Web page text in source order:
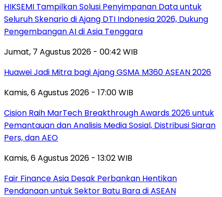
HIKSEMI Tampilkan Solusi Penyimpanan Data untuk
Seluruh Skenario di Ajang DTI Indonesia 2026, Dukung
Pengembangan AI di Asia Tenggara
Jumat, 7 Agustus 2026 - 00:42 WIB
Huawei Jadi Mitra bagi Ajang GSMA M360 ASEAN 2026
Kamis, 6 Agustus 2026 - 17:00 WIB
Cision Raih MarTech Breakthrough Awards 2026 untuk
Pemantauan dan Analisis Media Sosial, Distribusi Siaran
Pers, dan AEO
Kamis, 6 Agustus 2026 - 13:02 WIB
Fair Finance Asia Desak Perbankan Hentikan
Pendanaan untuk Sektor Batu Bara di ASEAN